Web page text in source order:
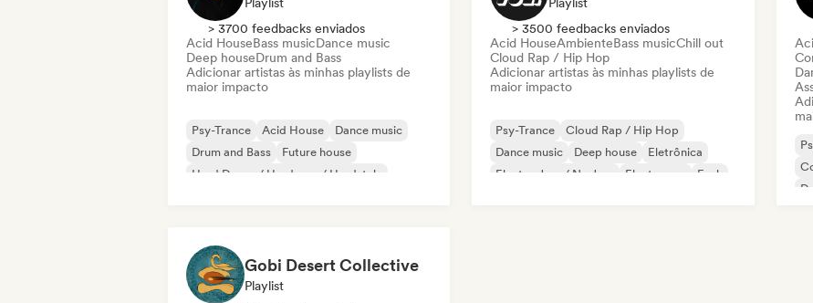
> 3700 feedbacks enviados
Acid HouseBass musicDance music
Deep houseDrum and Bass
Adicionar artistas às minhas playlists de
maior impacto
Psy-Trance Acid House
Dance music
Drum and Bass
Future house
Hard Dance / Hardcore / Hardstyle
> 3500 feedbacks enviados
Acid HouseAmbienteBass musicChill out
Cloud Rap / Hip Hop
Adicionar artistas às minhas playlists de
maior impacto
Psy-Trance
Cloud Rap / Hip Hop
Dance music
Deep house
Eletrônica
Electro Jazz / Nu Jazz
Electropop Funk
Gobi Desert Collective
Playlist